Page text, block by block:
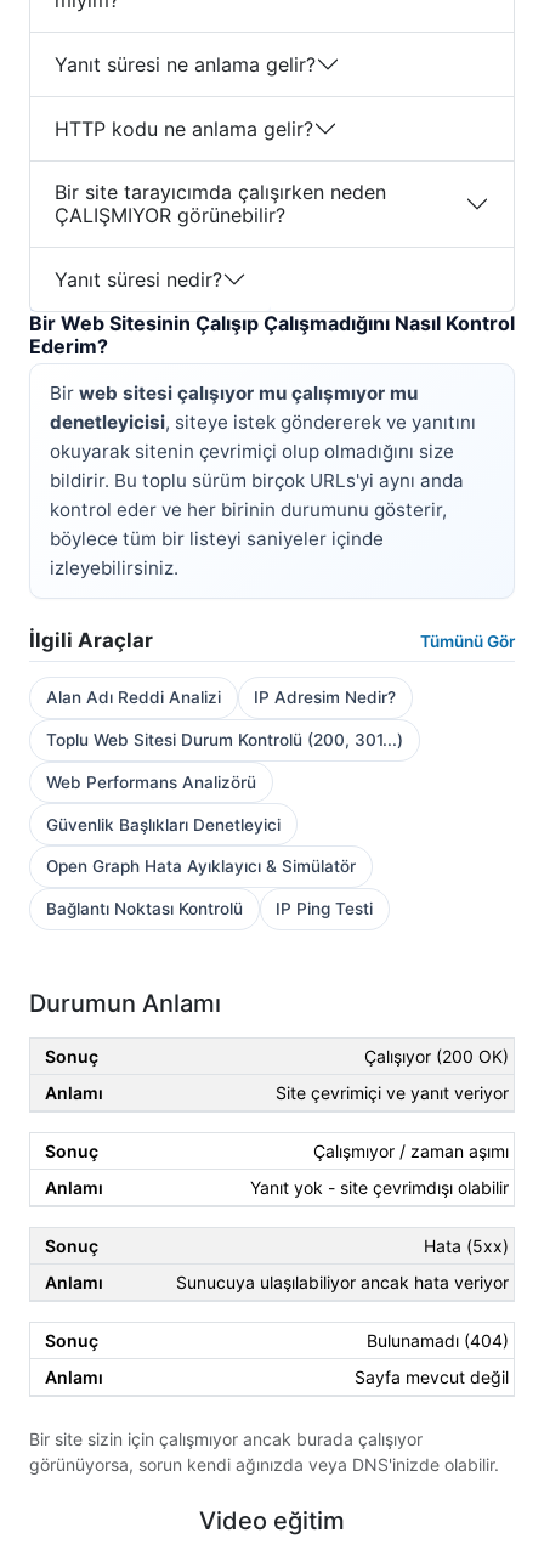
Yanıt süresi ne anlama gelir?
HTTP kodu ne anlama gelir?
Bir site tarayıcımda çalışırken neden
ÇALIŞMIYOR görünebilir?
Yanıt süresi nedir?
Bir Web Sitesinin Çalışıp Çalışmadığını Nasıl Kontrol
Ederim?
Bir web sitesi çalışıyor mu çalışmıyor mu
denetleyicisi, siteye istek göndererek ve yanıtını
okuyarak sitenin çevrimiçi olup olmadığını size
bildirir. Bu toplu sürüm birçok URLs'yi aynı anda
kontrol eder ve her birinin durumunu gösterir,
böylece tüm bir listeyi saniyeler içinde
izleyebilirsiniz.
İlgili Araçlar Tümünü Gör
Alan Adı Reddi Analizi IP Adresim Nedir?
Toplu Web Sitesi Durum Kontrolü (200, 301...)
Web Performans Analizörü
Güvenlik Başlıkları Denetleyici
Open Graph Hata Ayıklayıcı & Simülatör
Bağlantı Noktası Kontrolü IP Ping Testi
Durumun Anlamı
Çalışıyor (200 OK)
Site çevrimiçi ve yanıt veriyor
Çalışmıyor / zaman aşımı
Yanıt yok - site çevrimdışı olabilir
Hata (5xx)
Sunucuya ulaşılabiliyor ancak hata veriyor
Bulunamadı (404)
Sayfa mevcut değil
Bir site sizin için çalışmıyor ancak burada çalışıyor
görünüyorsa, sorun kendi ağınızda veya DNS'inizde olabilir.
Video eğitim